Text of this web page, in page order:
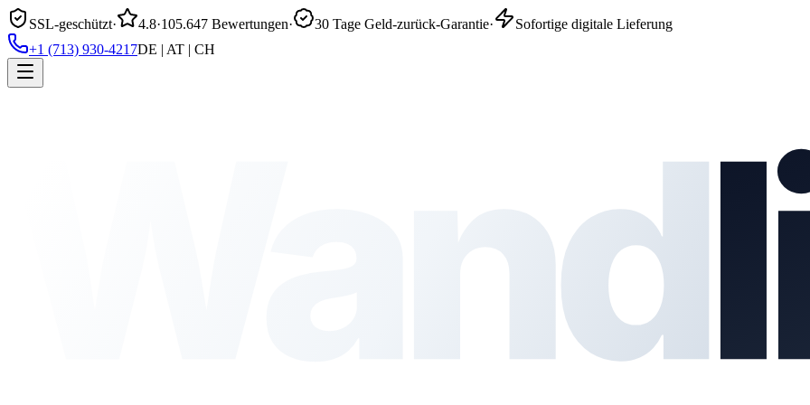
SSL-geschützt· 4.8·105.647 Bewertungen· 30 Tage Geld-zurück-Garantie·
Sofortige digitale Lieferung
+1 (713) 930-4217DE | AT | CH
Wand